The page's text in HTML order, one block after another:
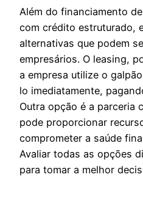
Além do financiamento
com crédito estruturado,
alternativas que podem
empresários. O leasing,
a empresa utilize o
lo imediatamente,
Outra opção é a parceria
pode proporcionar
comprometer a saúde
Avaliar todas as opções
para tomar a melhor